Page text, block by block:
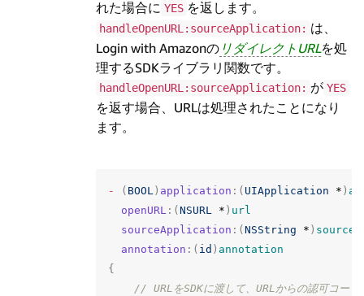
れた場合に YES を返します。
handleOpenURL:sourceApplication: は、
Login with Amazonの リダイレクトURLを処
理するSDKライブラリ関数です。
handleOpenURL:sourceApplication: が YES
を返す場合、URLは処理されたことになり
ます。
- ( BOOL ) application :( UIApplication * )
openURL :( NSURL * ) url
sourceApplication :( NSString * )
annotation :( id ) annotation
{
// URLをSDKに渡して、URLからの認可コード